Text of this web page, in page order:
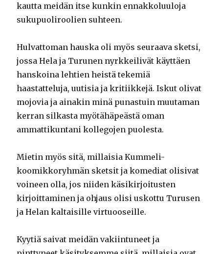
kautta meidän itse kunkin ennakkoluuloja
sukupuoliroolien suhteen.
Hulvattoman hauska oli myös seuraava sketsi,
jossa Hela ja Turunen nyrkkeilivät käyttäen
hanskoina lehtien heistä tekemiä
haastatteluja, uutisia ja kritiikkejä. Iskut olivat
mojovia ja ainakin minä punastuin muutaman
kerran silkasta myötähäpeästä oman
ammattikuntani kollegojen puolesta.
Mietin myös sitä, millaisia Kummeli-
koomikkoryhmän sketsit ja komediat olisivat
voineen olla, jos niiden käsikirjoitusten
kirjoittaminen ja ohjaus olisi uskottu Turusen
ja Helan kaltaisille virtuooseille.
Kyytiä saivat meidän vakiintuneet ja